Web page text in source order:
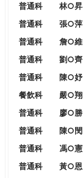
WAGOR
TODAY
WORLD
TOMORROW
普通科
林○昇
普通科
張○萍
普通科
詹○維
普通科
劉○齊
普通科
陳○妤
餐飲科
嚴○翔
普通科
廖○勝
普通科
陳○閔
普通科
馮○憲
普通科
黃○恩